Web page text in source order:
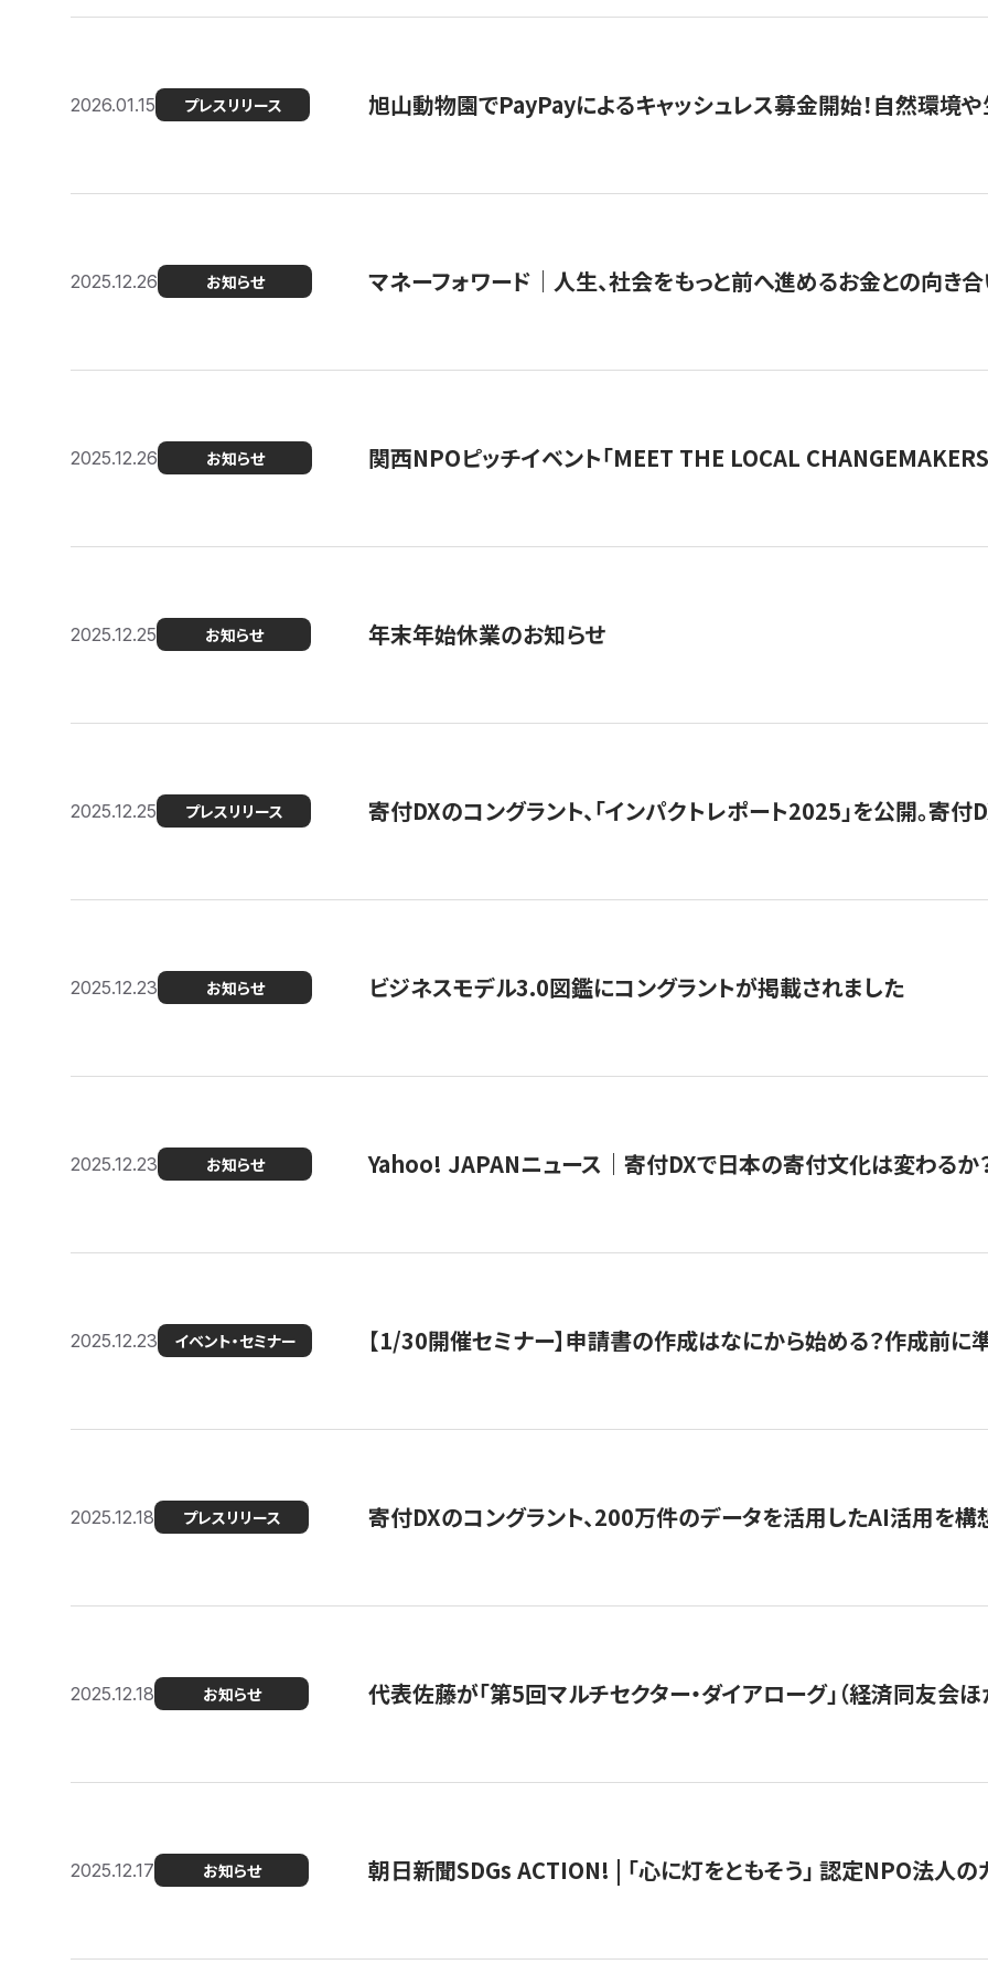
2026.01.15 プレスリリース 旭山動物園でPayPayによるキャッシュレス募金開始！自然環境
2025.12.26 お知らせ マネーフォワード｜人生、社会をもっと前へ進めるお金との向き
2025.12.26 お知らせ 関西NPOピッチイベント「MEET THE LOCAL CHANGEMAKERS
2025.12.25 お知らせ 年末年始休業のお知らせ
2025.12.25 プレスリリース 寄付DXのコングラント、「インパクトレポート2025」を公開。寄
2025.12.23 お知らせ ビジネスモデル3.0図鑑にコングラントが掲載されました
2025.12.23 お知らせ Yahoo! JAPANニュース｜寄付DXで日本の寄付文化は変わるか
2025.12.23 イベント・セミナー 【1/30開催セミナー】申請書の作成はなにから始める？作成前に
2025.12.18 プレスリリース 寄付DXのコングラント、200万件のデータを活用したAI活用を構
2025.12.18 お知らせ 代表佐藤が「第5回マルチセクター・ダイアローグ」（経済同友会
2025.12.17 お知らせ 朝日新聞SDGs ACTION! | 「心に灯をともそう」 認定NPO法人の